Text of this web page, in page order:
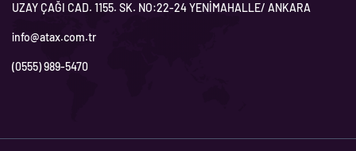
UZAY ÇAĞI CAD. 1155. SK. NO:22-24 YENİMAHALLE/ ANKARA
info@atax.com.tr
(0555) 989-5470